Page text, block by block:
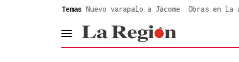
Temas Nuevo varapalo a Jácome Obras en la
header.menu.open